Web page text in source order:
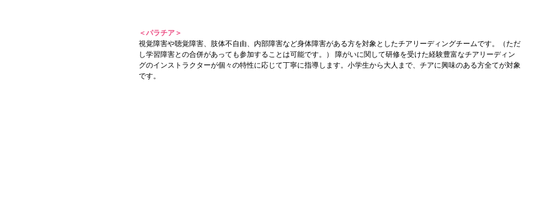
＜パラチア＞
視覚障害や聴覚障害、肢体不自由、内部障害など身体障害がある方を対象としたチアリーディングチームです。（ただ
し学習障害との合併があっても参加することは可能です。） 障がいに関して研修を受けた経験豊富なチアリーディン
グのインストラクターが個々の特性に応じて丁寧に指導します。小学生から大人まで、チアに興味のある方全てが対象
です。